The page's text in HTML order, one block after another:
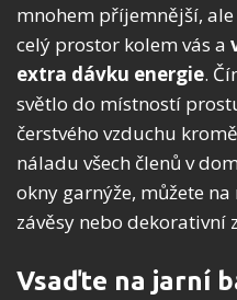
mnohem příjemnější,
celý prostor kolem vás a
extra dávku energie.
světlo do místností
čerstvého vzduchu
náladu všech členů v
okny garnýže, můžete
závěsy nebo dekorativní
Vsaďte na jarní